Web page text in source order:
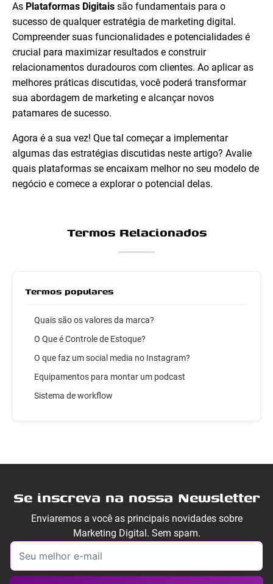
As Plataformas Digitais são fundamentais para o
sucesso de qualquer estratégia de marketing digital.
Compreender suas funcionalidades e potencialidades é
crucial para maximizar resultados e construir
relacionamentos duradouros com clientes. Ao aplicar as
melhores práticas discutidas, você poderá transformar
sua abordagem de marketing e alcançar novos
patamares de sucesso.
Agora é a sua vez! Que tal começar a implementar
algumas das estratégias discutidas neste artigo? Avalie
quais plataformas se encaixam melhor no seu modelo de
negócio e comece a explorar o potencial delas.
Termos Relacionados
Termos populares
Quais são os valores da marca?
O Que é Controle de Estoque?
O que faz um social media no Instagram?
Equipamentos para montar um podcast
Sistema de workflow
Se inscreva na nossa Newsletter
Enviaremos a você as principais novidades sobre
Marketing Digital. Sem spam.